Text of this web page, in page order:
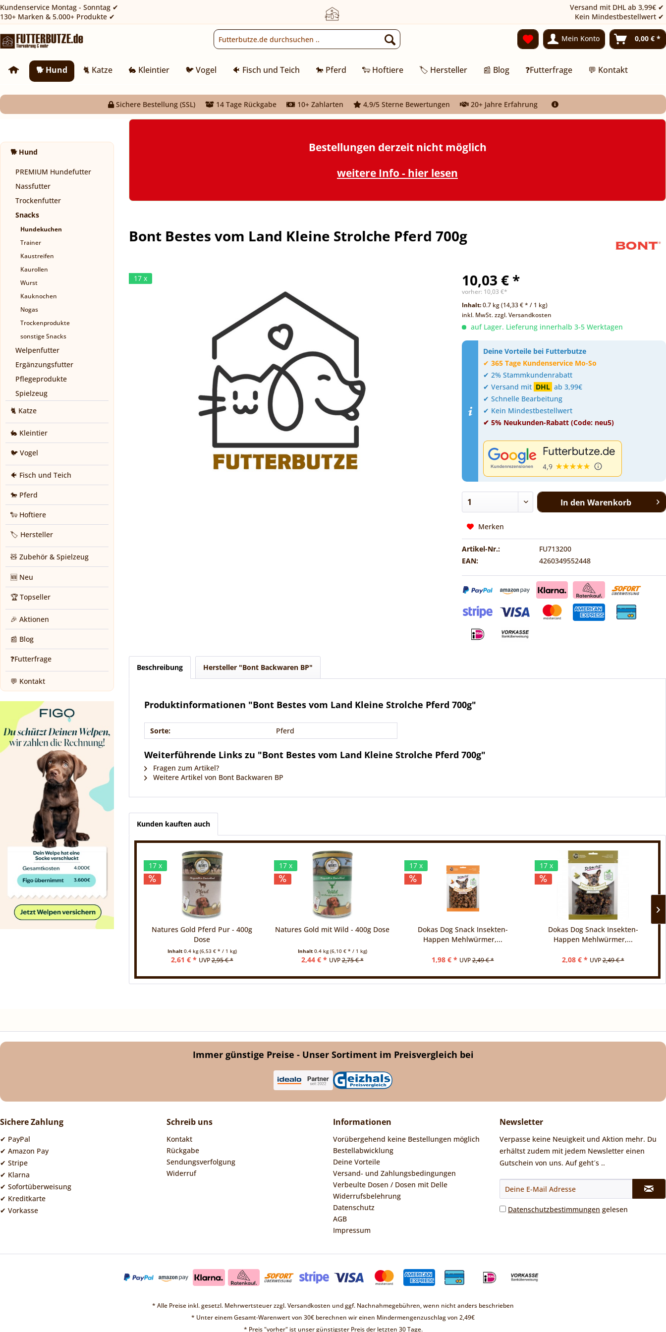
Kundenservice Montag - Sonntag ✔
130+ Marken & 5.000+ Produkte ✔
Versand mit DHL ab 3,99€ ✔
Kein Mindestbestellwert ✔
Mein Konto 0,00 € *
🐕 Hund 🐈 Katze 🐇 Kleintier 🐦 Vogel 🐠 Fisch und Teich 🐎 Pferd 🐑 Hoftiere 🏷️ Hersteller 📰 Blog ❓Futterfrage 💬 Kontakt
Sichere Bestellung (SSL) 14 Tage Rückgabe 10+ Zahlarten 4,9/5 Sterne Bewertungen 20+ Jahre Erfahrung
🐕 Hund
PREMIUM Hundefutter
Nassfutter
Trockenfutter
Snacks
Hundekuchen
Trainer
Kaustreifen
Kaurollen
Wurst
Kauknochen
Nogas
Trockenprodukte
sonstige Snacks
Welpenfutter
Ergänzungsfutter
Pflegeprodukte
Spielzeug
🐈 Katze
🐇 Kleintier
🐦 Vogel
🐠 Fisch und Teich
🐎 Pferd
🐑 Hoftiere
🏷️ Hersteller
🧸 Zubehör & Spielzeug
🆕 Neu
🏆 Topseller
🎉 Aktionen
📰 Blog
❓Futterfrage
💬 Kontakt
Bestellungen derzeit nicht möglich
weitere Info - hier lesen
Bont Bestes vom Land Kleine Strolche Pferd 700g
17 x 10,03 € *
vorher: 10,03 €*
Inhalt:0.7 kg (14,33 € * / 1 kg)
inkl. MwSt.zzgl. Versandkosten
auf Lager. Lieferung innerhalb 3-5 Werktagen
Deine Vorteile bei Futterbutze
✔365 Tage Kundenservice Mo-So
✔ 2% Stammkundenrabatt
✔ Versand mit DHL ab 3,99€
✔ Schnelle Bearbeitung
✔ Kein Mindestbestellwert
✔ 5% Neukunden-Rabatt (Code: neu5)
In den Warenkorb
Merken
Artikel-Nr.:
FU713200
EAN:
4260349552448
Beschreibung Hersteller "Bont Backwaren BP"
Produktinformationen "Bont Bestes vom Land Kleine Strolche Pferd 700g"
Sorte: Pferd
Weiterführende Links zu "Bont Bestes vom Land Kleine Strolche Pferd 700g"
Fragen zum Artikel?
Weitere Artikel von Bont Backwaren BP
Kunden kauften auch
17 x
Natures Gold Pferd Pur - 400g
Dose
Inhalt 0.4 kg(6,53 € * / 1 kg)
2,61 € * UVP2,95 € *
17 x
Natures Gold mit Wild - 400g Dose
Inhalt 0.4 kg(6,10 € * / 1 kg)
2,44 € * UVP2,75 € *
17 x
Dokas Dog Snack Insekten-
Happen Mehlwürmer,...
1,98 € * UVP2,49 € *
17 x
Dokas Dog Snack Insekten-
Happen Mehlwürmer,...
2,08 € * UVP2,49 € *
Immer günstige Preise - Unser Sortiment im Preisvergleich bei
Sichere Zahlung
✔ PayPal
✔ Amazon Pay
✔ Stripe
✔ Klarna
✔ Sofortüberweisung
✔ Kreditkarte
✔ Vorkasse
Schreib uns
Kontakt
Rückgabe
Sendungsverfolgung
Widerruf
Informationen
Vorübergehend keine Bestellungen möglich
Bestellabwicklung
Deine Vorteile
Versand- und Zahlungsbedingungen
Verbeulte Dosen / Dosen mit Delle
Widerrufsbelehrung
Datenschutz
AGB
Impressum
Newsletter
Verpasse keine Neuigkeit und Aktion mehr. Du
erhältst zudem mit jedem Newsletter einen
Gutschein von uns. Auf geht´s ..
Datenschutzbestimmungen gelesen
* Alle Preise inkl. gesetzl. Mehrwertsteuer zzgl.Versandkosten und ggf. Nachnahmegebühren, wenn nicht anders beschrieben
* Unter einem Gesamt-Warenwert von 30€ berechnen wir einen Mindermengenzuschlag von 2,49€
* Preis "vorher" ist unser günstigster Preis der letzten 30 Tage.